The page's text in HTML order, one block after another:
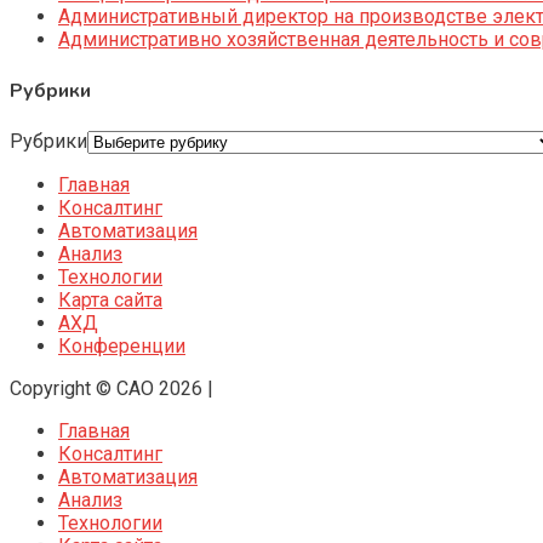
Административный директор на производстве
Административно хозяйственная деятельность и
Рубрики
Рубрики
Главная
Консалтинг
Автоматизация
Анализ
Технологии
Карта сайта
АХД
Конференции
Copyright © CAO 2026 |
Главная
Консалтинг
Автоматизация
Анализ
Технологии